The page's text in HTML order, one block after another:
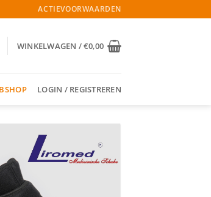
ACTIEVOORWAARDEN
WINKELWAGEN /€0,00
LOGIN / REGISTREREN